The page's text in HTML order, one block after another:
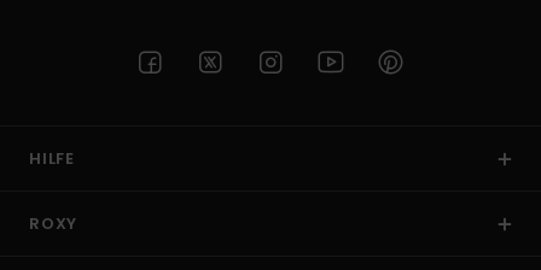
HILFE
ROXY